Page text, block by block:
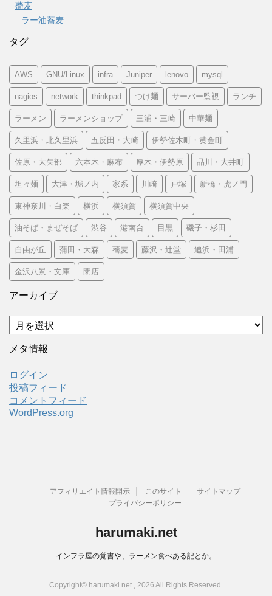
蕎麦
ラー油蕎麦
タグ
AWS GNU/Linux infra Juniper lenovo mysql
nagios network thinkpad つけ麺 サーバー監視 ランチ
ラーメン ラーメンショップ 三浦・三崎 中華麺
久里浜・北久里浜 五反田・大崎 伊勢佐木町・黄金町
佐原・大矢部 六本木・麻布 厚木・伊勢原 品川・大井町
坦々麺 大津・堀ノ内 家系 川崎 戸塚 新橋・虎ノ門
東神奈川・白楽 横浜 横須賀 横須賀中央
油そば・まぜそば 渋谷 港南台 目黒 磯子・杉田
自由が丘 蒲田・大森 蕎麦 藤沢・辻堂 追浜・田浦
金沢八景・文庫 閉店
アーカイブ
ア
ー
カ
ブ
メタ情報
ログイン
投稿フィード
コメントフィード
WordPress.org
アフィリエイト情報開示 このサイト
サイトマップ
プライバシーポリシー
harumaki.net
インフラ屋の覚書や、ラーメン食べある記とか。
Copyright© harumaki.net , 2026 All Rights Reserved.